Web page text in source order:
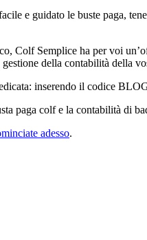
e guidato le buste paga,
Colf Semplice ha per voi
della contabilità della
inserendo il codice
paga colf e la contabilità di
adesso.